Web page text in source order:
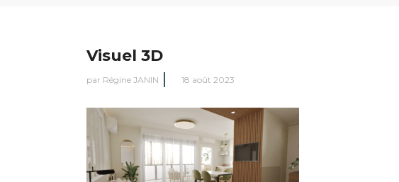
Visuel 3D
par Régine JANIN 18 août 2023